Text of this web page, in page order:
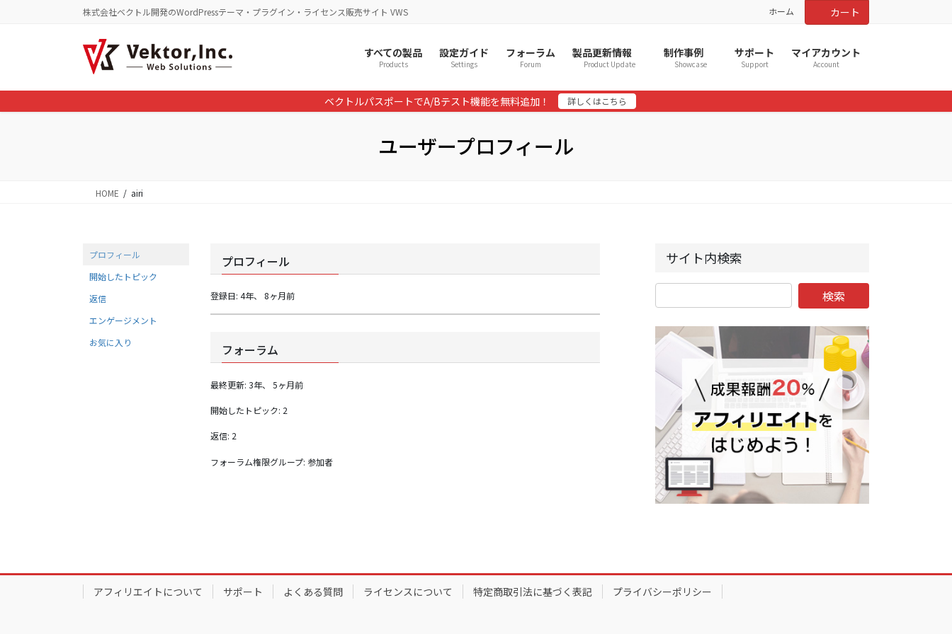
に
移
ョ
ン
株式会社ベクトル開発のWordPressテーマ・プラグイン・ライセンス販売サイト VWS ホーム カート
すべての製品
Products
設定ガイド
Settings
フォーラム
Forum
製品更新情報
Product Update
制作事例
Showcase
サポート
Support
マイアカウント
Account
ベクトルパスポートでA/Bテスト機能を無料追加！ 詳しくはこちら
ユーザープロフィール
HOME airi
プロフィール
開始したトピック
返信
エンゲージメント
お気に入り
プロフィール
登録日: 4年、 8ヶ月前
フォーラム
最終更新: 3年、 5ヶ月前
開始したトピック: 2
返信: 2
フォーラム権限グループ: 参加者
サイト内検索
アフィリエイトについて サポート よくある質問 ライセンスについて 特定商取引法に基づく表記 プライバシーポリシー